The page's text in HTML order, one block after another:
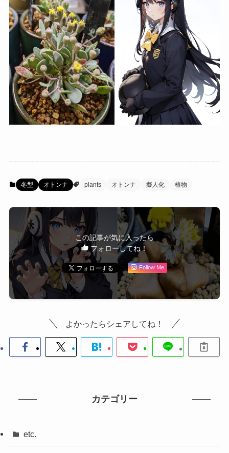
冬型 オトンナ plants オトンナ 擬人化 植物
この記事が気に入ったら
フォローしてね！
Follow Me
よかったらシェアしてね！
カテゴリー
etc.